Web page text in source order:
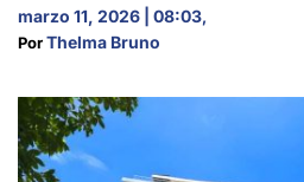
marzo 11, 2026 | 08:03,
Por Thelma Bruno